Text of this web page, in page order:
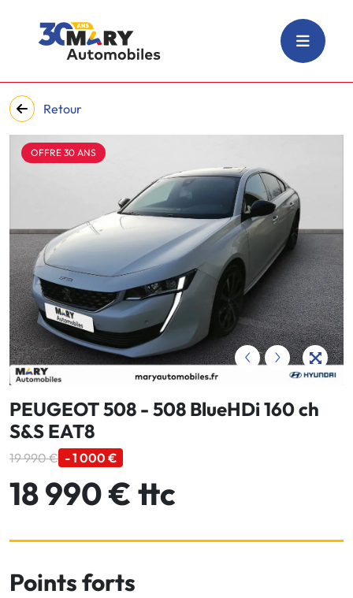
Retour
‹ ›
OFFRE 30 ANS
PEUGEOT 508 - 508 BlueHDi 160 ch
S&S EAT8
19 990 € - 1 000 €
18 990 € ttc
Points forts